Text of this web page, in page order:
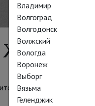
Владимир
Волгоград
Волгодонск
Волжский
Вологда
Воронеж
Выборг
Вязьма
Геленджик